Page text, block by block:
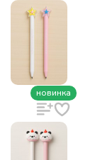
новинка